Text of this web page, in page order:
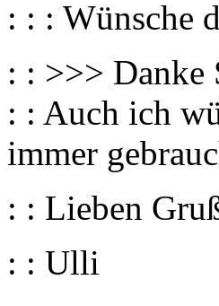
: : : Wünsche
: : >>> Danke
: : Auch ich
immer
: : Lieben
: : Ulli